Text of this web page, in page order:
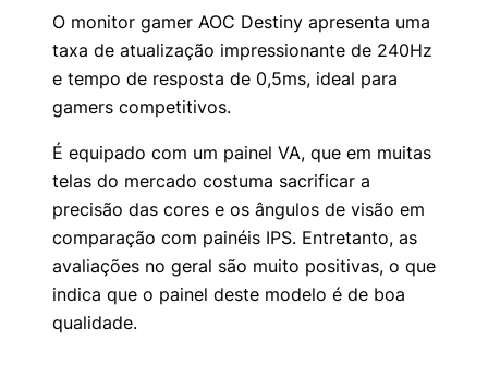
O monitor gamer AOC Destiny apresenta uma
taxa de atualização impressionante de 240Hz
e tempo de resposta de 0,5ms, ideal para
gamers competitivos.
É equipado com um painel VA, que em muitas
telas do mercado costuma sacrificar a
precisão das cores e os ângulos de visão em
comparação com painéis IPS. Entretanto, as
avaliações no geral são muito positivas, o que
indica que o painel deste modelo é de boa
qualidade.